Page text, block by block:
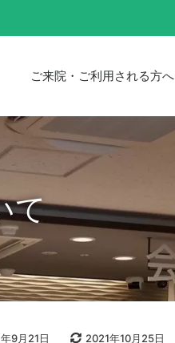
ご来院・ご利用される方へ
て
9月21日 2021年10月25日